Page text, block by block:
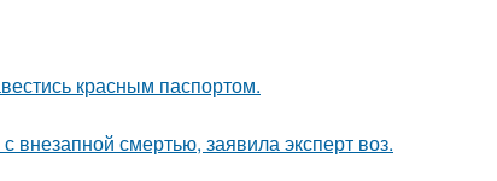
красным паспортом.
смертью, заявила эксперт воз.